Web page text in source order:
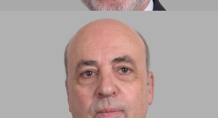
GONÇALO CORREIA DA SILVA